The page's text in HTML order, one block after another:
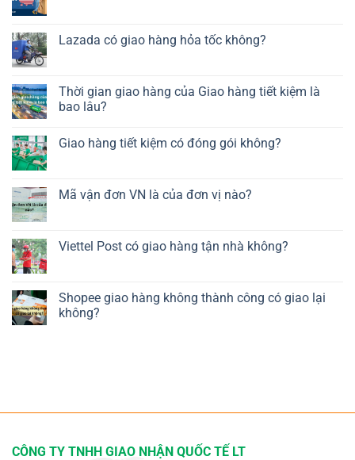
Lazada có giao hàng hỏa tốc không?
Thời gian giao hàng của Giao hàng tiết kiệm là
bao lâu?
Giao hàng tiết kiệm có đóng gói không?
Mã vận đơn VN là của đơn vị nào?
Viettel Post có giao hàng tận nhà không?
Shopee giao hàng không thành công có giao lại
không?
CÔNG TY TNHH GIAO NHẬN QUỐC TẾ LT